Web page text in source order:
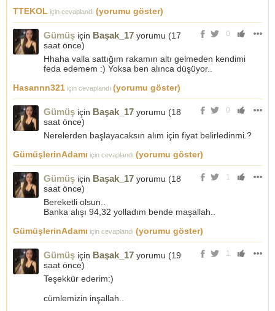
TTEKOL için cevaplandı (yorumu göster)
0
Gümüş için Başak_17 yorumu (17
saat önce)
Hhaha valla sattığım rakamın altı gelmeden kendimi
feda edemem :) Yoksa ben alınca düşüyor..
Hasannn321 için cevaplandı (yorumu göster)
0
Gümüş için Başak_17 yorumu (18
saat önce)
Nerelerden başlayacaksın alım için fiyat belirledinmi.?
GümüşlerinAdamı için cevaplandı (yorumu göster)
1
Gümüş için Başak_17 yorumu (18
saat önce)
Bereketli olsun..
Banka alışı 94,32 yolladım bende maşallah..
GümüşlerinAdamı için cevaplandı (yorumu göster)
1
Gümüş için Başak_17 yorumu (19
saat önce)
Teşekkür ederim:)
cümlemizin inşallah..